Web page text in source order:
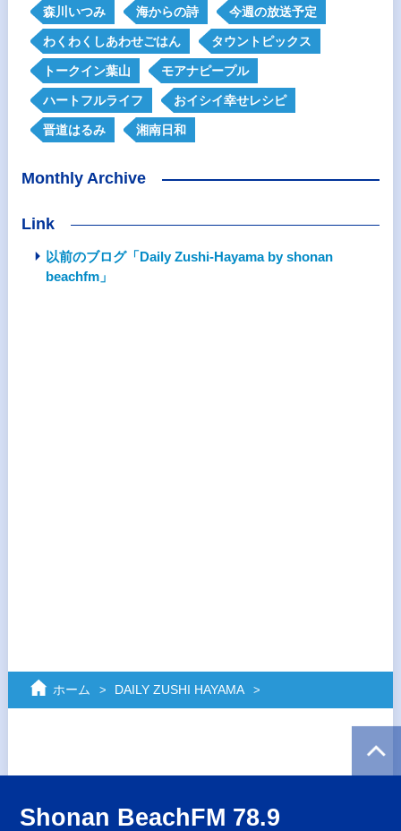
森川いつみ 海からの詩 今週の放送予定
わくわくしあわせごはん タウントピックス
トークイン葉山 モアナピープル
ハートフルライフ おイシイ幸せレシピ
晋道はるみ 湘南日和
Monthly Archive
Link
以前のブログ「Daily Zushi-Hayama by shonan
beachfm」
ホーム DAILY ZUSHI HAYAMA
Shonan BeachFM 78.9